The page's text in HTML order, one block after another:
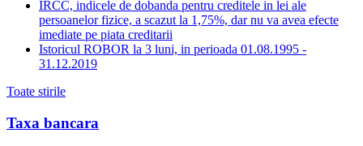
IRCC, indicele de dobanda pentru creditele in lei ale
persoanelor fizice, a scazut la 1,75%, dar nu va avea efecte
imediate pe piata creditarii
Istoricul ROBOR la 3 luni, in perioada 01.08.1995 -
31.12.2019
Toate stirile
Taxa bancara